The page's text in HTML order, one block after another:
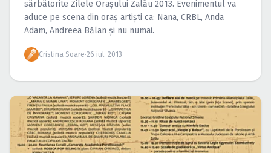
sărbătorite Zilele Oraşului Zalău 2013. Evenimentul va
aduce pe scena din oraş artişti ca: Nana, CRBL, Anda
Adam, Andreea Bălan şi nu numai.
Cristina Soare·26 iul. 2013